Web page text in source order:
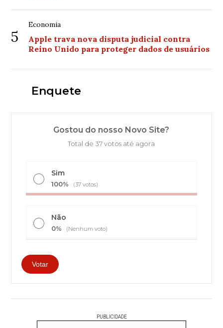
5
Economia
Apple trava nova disputa judicial contra
Reino Unido para proteger dados de usuários
Enquete
Gostou do nosso Novo Site?
Total de 37 votos até agora
Sim
100% (37 votos)
Não
0% (Nenhum voto)
PUBLICIDADE